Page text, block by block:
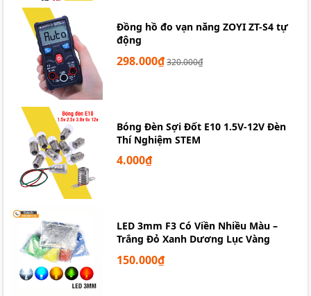
Đồng hồ đo vạn năng ZOYI ZT-S4 tự
động
298.000₫320.000₫
Bóng Đèn Sợi Đốt E10 1.5V-12V Đèn
Thí Nghiệm STEM
4.000₫
LED 3mm F3 Có Viền Nhiều Màu –
Trắng Đỏ Xanh Dương Lục Vàng
150.000₫